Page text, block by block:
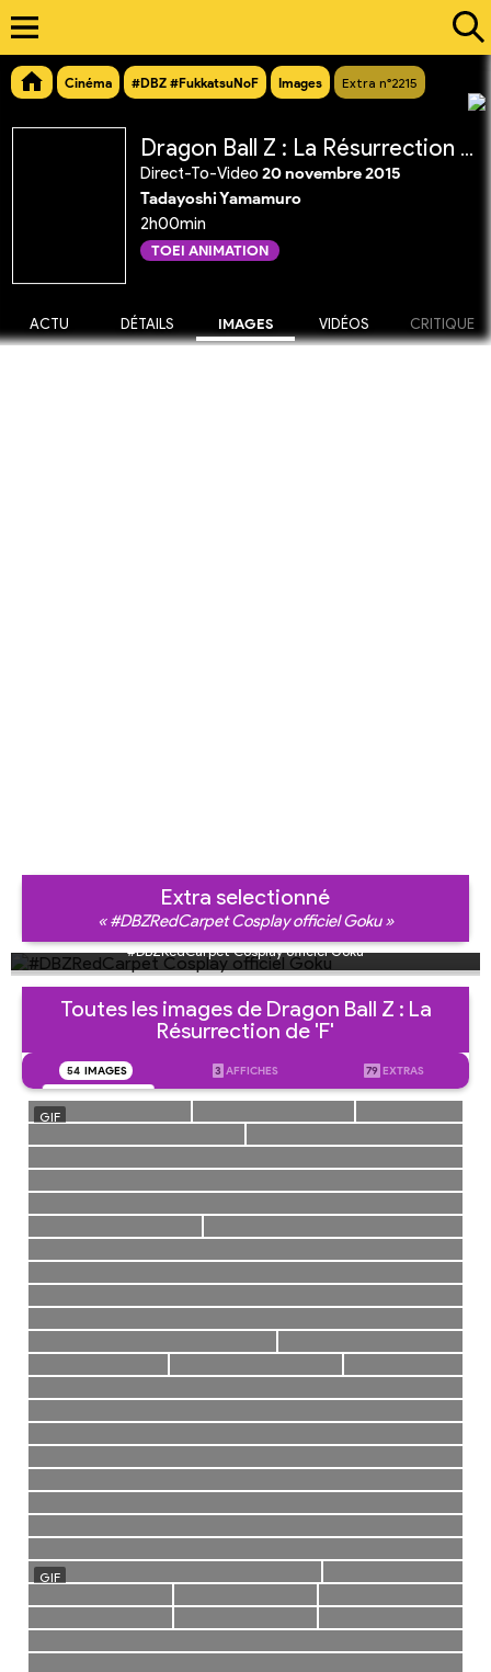
Cinéma #DBZ #FukkatsuNoF Images Extra n°2215
Dragon Ball Z : La Résurrection de 'F'
Direct-To-Video 20 novembre 2015
Tadayoshi Yamamuro
2h00min
TOEI ANIMATION
ACTU DÉTAILS IMAGES VIDÉOS CRITIQUE
Extra selectionné
« #DBZRedCarpet Cosplay officiel Goku »
#DBZRedCarpet Cosplay officiel Goku
Toutes les images de Dragon Ball Z : La
Résurrection de 'F'
54 IMAGES 3 AFFICHES 79 EXTRAS